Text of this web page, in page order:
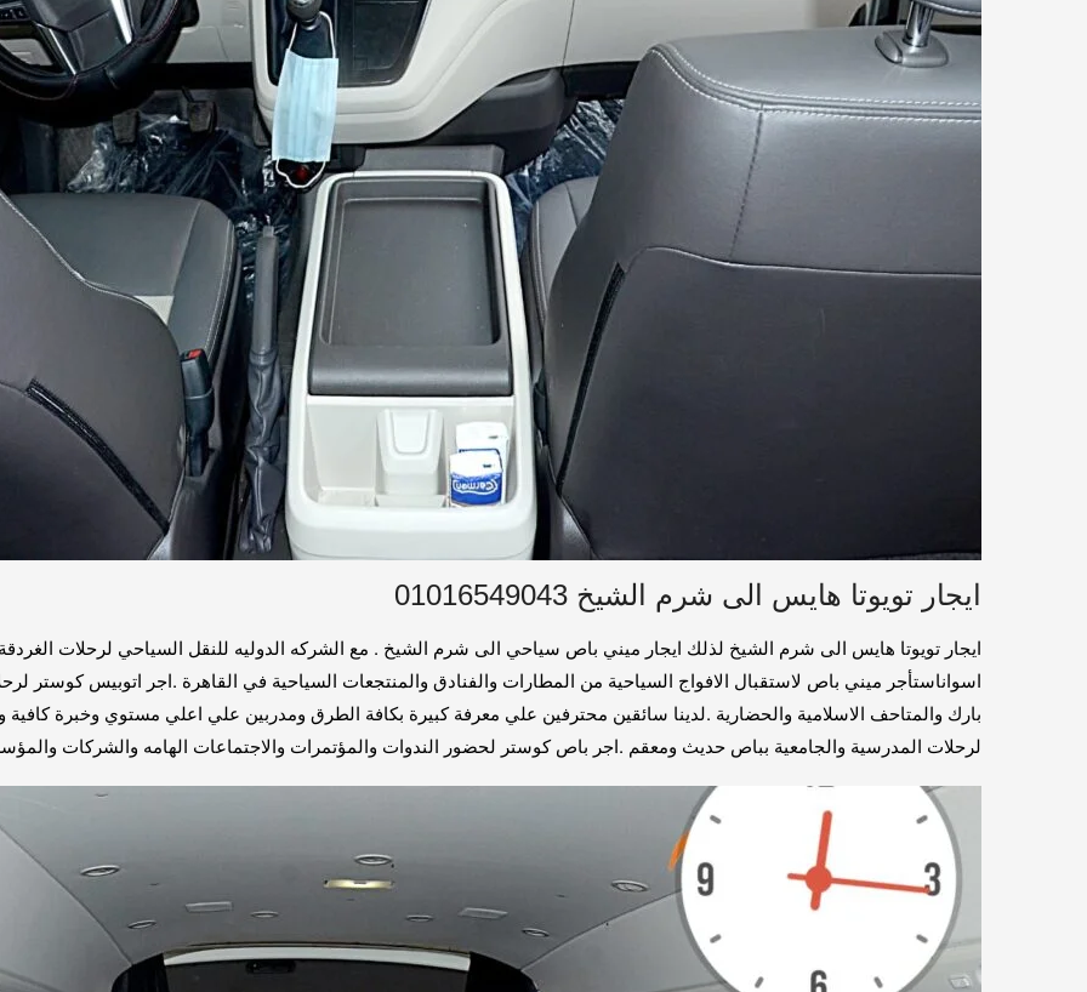
ايجار تويوتا هايس الى شرم الشيخ 01016549043
ايجار تويوتا هايس الى شرم الشيخ لذلك ايجار ميني باص سياحي الى شرم الشيخ . مع الشركه الدوليه للنقل السياحي لرحلات
اسواناستأجر ميني باص لاستقبال الافواج السياحية من المطارات والفنادق والمنتجعات السياحية في القاهرة .اجر اتوبيس كوستر
بارك والمتاحف الاسلامية والحضارية .لدينا سائقين محترفين علي معرفة كبيرة بكافة الطرق ومدربين علي اعلي مستوي وخبرة
لرحلات المدرسية والجامعية بباص حديث ومعقم .اجر باص كوستر لحضور الندوات والمؤتمرات والاجتماعات الهامه والشركات